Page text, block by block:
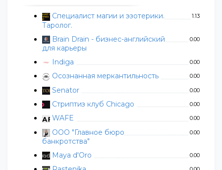
Специалист магии и эзотерики.
Таролог.
1.13
Brain Drain - бизнес-английский
для карьеры
0.00
Indiga 0.00
Осознанная меркантильность 0.00
Senator 0.00
Стриптиз клуб Chicago 0.00
WAFE 0.00
ООО "Главное бюро
банкротства"
0.00
Maya d'Oro 0.00